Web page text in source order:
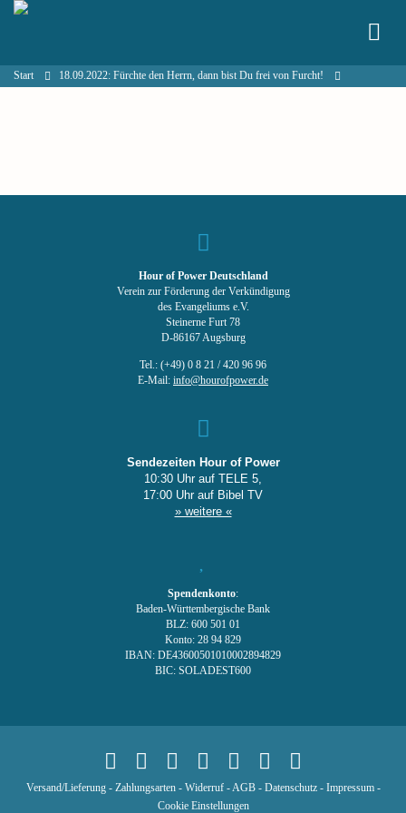
Start 18.09.2022: Fürchte den Herrn, dann bist Du frei von Furcht!
Hour of Power Deutschland
Verein zur Förderung der Verkündigung
des Evangeliums e.V.
Steinerne Furt 78
D-86167 Augsburg
Tel.: (+49) 0 8 21 / 420 96 96
E-Mail: info@hourofpower.de
Sendezeiten Hour of Power
10:30 Uhr auf TELE 5,
17:00 Uhr auf Bibel TV
» weitere «
Spendenkonto:
Baden-Württembergische Bank
BLZ: 600 501 01
Konto: 28 94 829
IBAN: DE43600501010002894829
BIC: SOLADEST600
Versand/Lieferung- Zahlungsarten- Widerruf-AGB- Datenschutz- Impressum-
Cookie Einstellungen